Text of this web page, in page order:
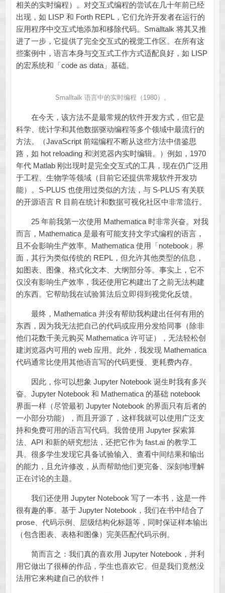
相关的实时编程）。对交互式编程的尝试在几十年前已经
出现，如 LISP 和 Forth REPL，它们允许开发者在运行的
应用程序中交互式地添加和移除代码。Smalltalk 将其又推
进了一步，它提供了完全交互式的视觉工作区。在所有这
些案例中，语言本身与交互式工作方式适配良好，如 LISP
的宏系统和「code as data」基础。
Smalltalk 语言中的实时编程（1980）。
在今天，该方法不是最常规的软件开发方式，但它是
科学、统计学和其他数据驱动编程等多个领域中最流行的
方法。（JavaScript 前端编程不断从这些方法中借鉴思
路，如 hot reloading 和浏览器内实时编辑。）例如，1970
年代 Matlab 刚出现时是完全交互式的工具，现在仍广泛用
于工程、生物学等领域（目前它还提供常规软件开发功
能）。S-PLUS 也使用过类似的方法，与 S-PLUS 有关联
的开源语言 R 目前在统计和数据可视化社区中非常流行。
25 年前我第一次使用 Mathematica 时非常兴奋。对我
而言，Mathematica 是最有可能支持文学式编程的语言，
且不会影响生产效率。Mathematica 使用「notebook」界
面，其行为类似传统的 REPL，但允许其他类型的信息，
如图表、图像、格式化文本、大纲部分等。事实上，它不
仅没有影响生产效率，我还使用它构建出了之前无法构建
的东西。它帮助我在试验算法后立即得到视觉化反馈。
最终，Mathematica 并没有帮助我构建出任何有用的
东西，因为我无法把自己的代码或应用分发给同事（除非
他们花数千美元购买 Mathematica 许可证），无法轻松创
建浏览器内可用的 web 应用。此外，我发现 Mathematica
代码通常比使用其他语言写的代码更慢、更耗费内存。
因此，你可以想象 Jupyter Notebook 诞生时我有多兴
奋。Jupyter Notebook 和 Mathematica 的基础 notebook
界面一样（尽管最初 Jupyter Notebook 的界面只有后者的
一小部分功能），而且开源了，这样我就可以使用广泛支
持和免费可用的语言写代码。我曾使用 Jupyter 探索算
法、API 和新的研究想法，还把它作为 fast.ai 的教学工
具。很多学生发现它具备试验输入、查看中间结果和输出
的能力，且允许修改，从而帮助他们更完备、深刻地理解
正在讨论的主题。
我们还使用 Jupyter Notebook 写了一本书，这是一件
很有趣的事。基于 Jupyter Notebook，我们在书中结合了
prose、代码示例、层级结构化标题等，同时保证样本输出
（包含图表、表格和图像）完美匹配代码示例。
简而言之：我们真的喜欢用 Jupyter Notebook，并利
用它做出了很棒的作品，学生也喜欢它。但是我们竟然没
法用它来构建自己的软件！